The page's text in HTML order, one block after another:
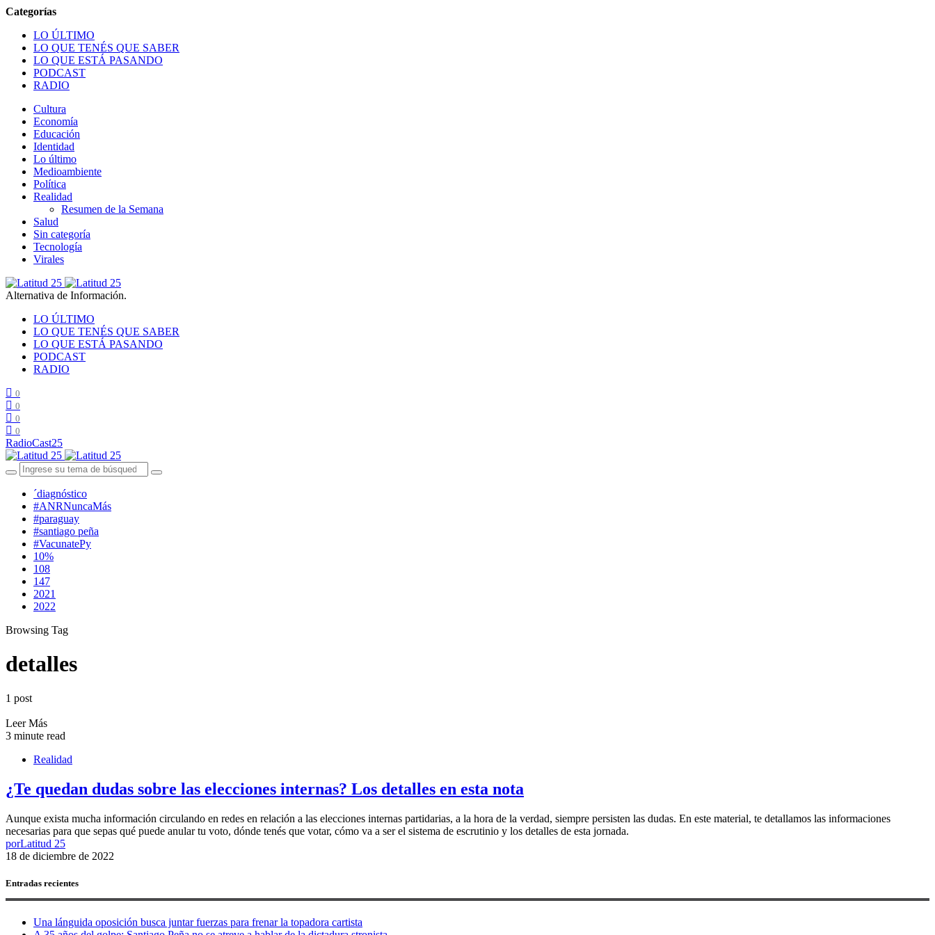
LO ÚLTIMO
LO QUE TENÉS QUE SABER
LO QUE ESTÁ PASANDO
PODCAST
RADIO
Cultura
Economía
Educación
Identidad
Lo último
Medioambiente
Política
Realidad
Resumen de la Semana
Salud
Sin categoría
Tecnología
Virales
Alternativa de Información.
LO ÚLTIMO
LO QUE TENÉS QUE SABER
LO QUE ESTÁ PASANDO
PODCAST
RADIO
0
0
0
0
RadioCast25
´diagnóstico
#ANRNuncaMás
#paraguay
#santiago peña
#VacunatePy
10%
108
147
2021
2022
Browsing Tag
detalles
1 post
Leer Más
3 minute read
Realidad
¿Te quedan dudas sobre las elecciones internas? Los detalles en esta nota
Aunque exista mucha información circulando en redes en relación a las elecciones internas partidarias, a la hora de la verdad, siempre persisten las dudas. En este material, te detallamos las informaciones
necesarias para que sepas qué puede anular tu voto, dónde tenés que votar, cómo va a ser el sistema de escrutinio y los detalles de esta jornada.
porLatitud 25
18 de diciembre de 2022
Entradas recientes
Una lánguida oposición busca juntar fuerzas para frenar la topadora cartista